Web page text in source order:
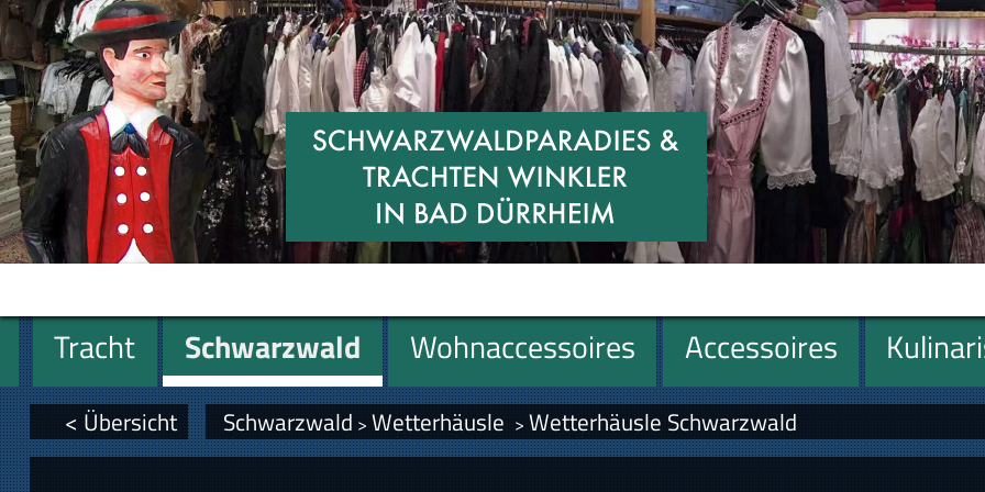
Tracht Schwarzwald Wohnaccessoires Accessoires
Miniaturen
Geschenke
< Übersicht Schwarzwald > Wetterhäusle > Wetterhäusle Schwarzwald